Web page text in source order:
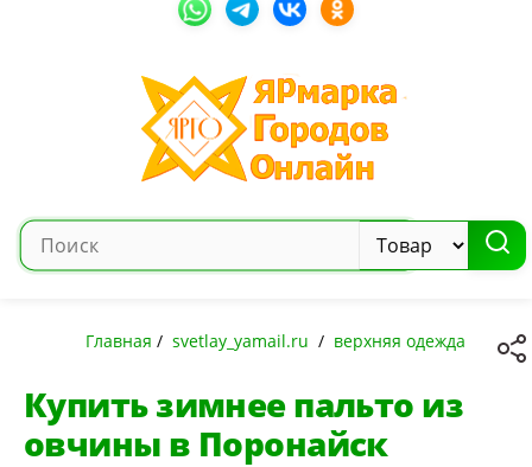
Главная / svetlay_yamail.ru / верхняя одежда
Купить зимнее пальто из
овчины в Поронайск